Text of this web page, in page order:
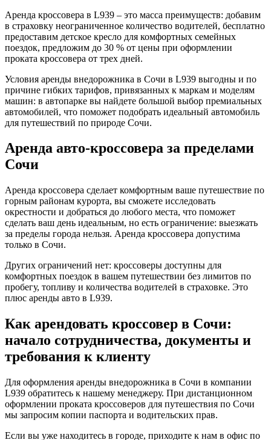
Аренда кроссовера в L939 – это масса преимуществ: добавим
в страховку неограниченное количество водителей, бесплатно
предоставим детское кресло для комфортных семейных
поездок, предложим до 30 % от цены при оформлении
проката кроссовера от трех дней.
Условия аренды внедорожника в Сочи в L939 выгодны и по
причине гибких тарифов, привязанных к маркам и моделям
машин: в автопарке вы найдете большой выбор премиальных
автомобилей, что поможет подобрать идеальный автомобиль
для путешествий по природе Сочи.
Аренда авто-кроссовера за пределами
Сочи
Аренда кроссовера сделает комфортным ваше путешествие по
горным районам курорта, вы сможете исследовать
окрестности и добраться до любого места, что поможет
сделать ваш день идеальным, но есть ограничение: выезжать
за пределы города нельзя. Аренда кроссовера допустима
только в Сочи.
Других ограничений нет: кроссоверы доступны для
комфортных поездок в вашем путешествии без лимитов по
пробегу, топливу и количества водителей в страховке. Это
плюс аренды авто в L939.
Как арендовать кроссовер в Сочи:
начало сотрудничества, документы и
требования к клиенту
Для оформления аренды внедорожника в Сочи в компании
L939 обратитесь к нашему менеджеру. При дистанционном
оформлении проката кроссоверов для путешествия по Сочи
мы запросим копии паспорта и водительских прав.
Если вы уже находитесь в городе, приходите к нам в офис по